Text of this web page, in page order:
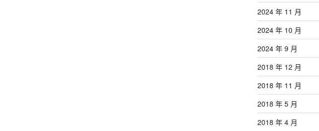
2024 年 11 月
2024 年 10 月
2024 年 9 月
2018 年 12 月
2018 年 11 月
2018 年 5 月
2018 年 4 月